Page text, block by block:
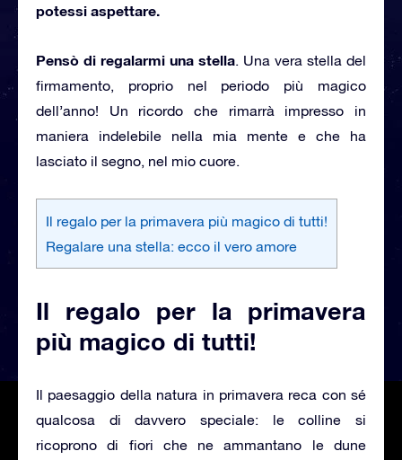
potessi aspettare.
Pensò di regalarmi una stella. Una vera stella del
firmamento, proprio nel periodo più magico
dell’anno! Un ricordo che rimarrà impresso in
maniera indelebile nella mia mente e che ha
lasciato il segno, nel mio cuore.
Il regalo per la primavera più magico di tutti!
Regalare una stella: ecco il vero amore
Il regalo per la primavera
più magico di tutti!
Il paesaggio della natura in primavera reca con sé
qualcosa di davvero speciale: le colline si
ricoprono di fiori che ne ammantano le dune